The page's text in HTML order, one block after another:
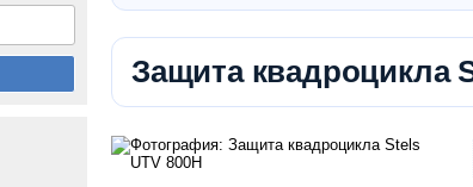
Защита квадроцикла